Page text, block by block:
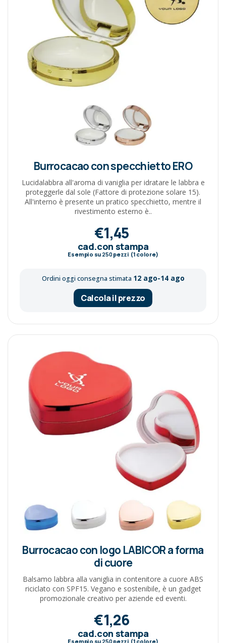
Burrocacao con specchietto ERO
Lucidalabbra all'aroma di vaniglia per idratare le labbra e
proteggerle dal sole (Fattore di protezione solare 15).
All'interno è presente un pratico specchietto, mentre il
rivestimento esterno è..
€1,45
cad.con stampa
Esempio su 250pezzi (1 colore)
Ordini oggi consegna stimata 12 ago-14 ago
Calcola il prezzo
Burrocacao con logo LABICOR a forma
di cuore
Balsamo labbra alla vaniglia in contenitore a cuore ABS
riciclato con SPF15. Vegano e sostenibile, è un gadget
promozionale creativo per aziende ed eventi.
€1,26
cad.con stampa
Esempio su 250pezzi (1 colore)